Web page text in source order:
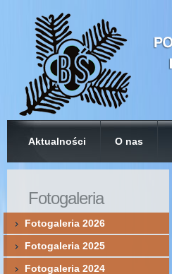
Aktualności O nas
Fotogaleria
Fotogaleria 2026
Fotogaleria 2025
Fotogaleria 2024